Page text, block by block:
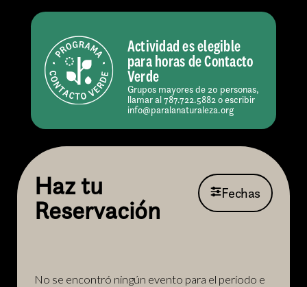
Actividad es elegible
para horas de Contacto
Verde
Grupos mayores de 20 personas,
llamar al 787.722.5882 o escribir
info@paralanaturaleza.org
Haz tu
Reservación
Fechas
No se encontró ningún evento para el período e